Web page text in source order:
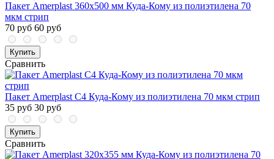
Пакет Amerplast 360x500 мм Куда-Кому из полиэтилена 70
мкм стрип
70 руб 60 руб
Купить
Сравнить
Пакет Amerplast С4 Куда-Кому из полиэтилена 70 мкм стрип
35 руб 30 руб
Купить
Сравнить